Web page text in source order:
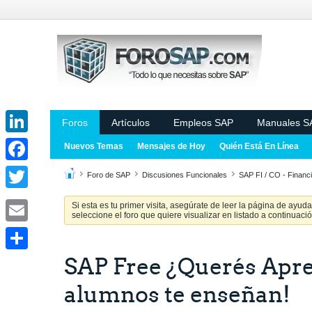
Foros Artículos Empleos SAP Manuales
Nuevos Temas Mensajes de Hoy Quién Está En Línea
Foro de SAP Discusiones Funcionales SAP FI / CO -
Si esta es tu primer visita, asegúrate de leer la página de ayuda
seleccione el foro que quiere visualizar en listado a
SAP Free ¿Querés
alumnos te enseñan!
LinkedIn
Facebook
Twitter
Email